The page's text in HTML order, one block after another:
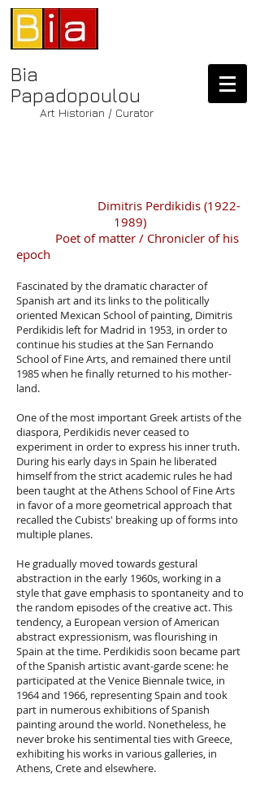
Bia
Papadopoulou
Art Historian / Curator
Dimitris Perdikidis (1922-
1989)
Poet of matter / Chronicler of his
epoch
Fascinated by the dramatic character of
Spanish art and its links to the politically
oriented Mexican School of painting, Dimitris
Perdikidis left for Madrid in 1953, in order to
continue his studies at the San Fernando
School of Fine Arts, and remained there until
1985 when he finally returned to his mother-
land.
One of the most important Greek artists of the
diaspora, Perdikidis never ceased to
experiment in order to express his inner truth.
During his early days in Spain he liberated
himself from the strict academic rules he had
been taught at the Athens School of Fine Arts
in favor of a more geometrical approach that
recalled the Cubists' breaking up of forms into
multiple planes.
He gradually moved towards gestural
abstraction in the early 1960s, working in a
style that gave emphasis to spontaneity and to
the random episodes of the creative act. This
tendency, a European version of American
abstract expressionism, was flourishing in
Spain at the time. Perdikidis soon became part
of the Spanish artistic avant-garde scene: he
participated at the Venice Biennale twice, in
1964 and 1966, representing Spain and took
part in numerous exhibitions of Spanish
painting around the world. Nonetheless, he
never broke his sentimental ties with Greece,
exhibiting his works in various galleries, in
Athens, Crete and elsewhere.